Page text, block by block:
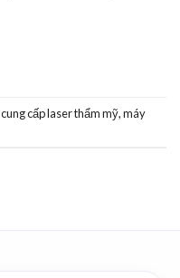
cung cấp laser thẩm mỹ,máy